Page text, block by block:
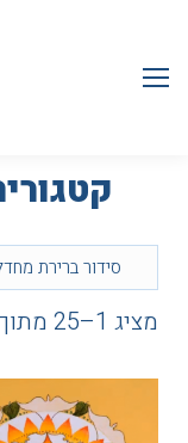
מציג 1–25 מתוך 58 תוצאות